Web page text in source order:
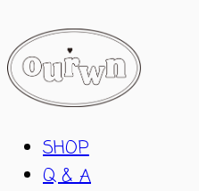
SHOP
Q & A